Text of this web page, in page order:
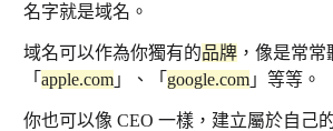
名字就是域名。
域名可以作為你獨有的品牌 ，像是常常
「 apple.com 」、「 google.com 」等等。
你也可以像 CEO 一樣，建立屬於自己